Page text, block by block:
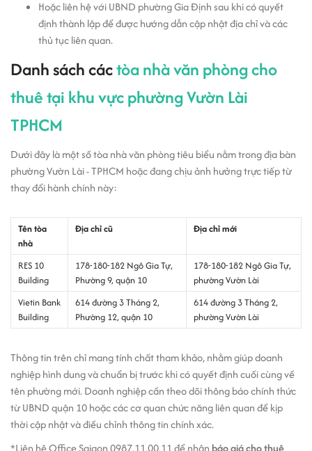
Hoặc liên hệ với UBND phường Gia Định sau khi có quyết
định thành lập để được hướng dẫn cập nhật địa chỉ và các
thủ tục liên quan.
Danh sách cáctòa nhà văn phòng cho
thuê tại khu vực phường Vườn Lài
TPHCM
Dưới đây là một số tòa nhà văn phòng tiêu biểu nằm trong địa bàn
phường Vườn Lài - TPHCM hoặc đang chịu ảnh hưởng trực tiếp từ
thay đổi hành chính này:
Tên tòa
nhà
Địa chỉ cũ Địa chỉ mới
RES 10
Building
178-180-182 Ngô Gia Tự,
Phường 9, quận 10
178-180-182 Ngô Gia Tự,
phường Vườn Lài
Vietin Bank
Building
614 đường 3 Tháng 2,
Phường 12, quận 10
614 đường 3 Tháng 2,
phường Vườn Lài
Thông tin trên chỉ mang tính chất tham khảo, nhằm giúp doanh
nghiệp hình dung và chuẩn bị trước khi có quyết định cuối cùng về
tên phường mới. Doanh nghiệp cần theo dõi thông báo chính thức
từ UBND quận 10 hoặc các cơ quan chức năng liên quan để kịp
thời cập nhật và điều chỉnh thông tin chính xác.
*Liên hệ Office Saigon 0987.11.00.11 để nhậnbáo giá cho thuê